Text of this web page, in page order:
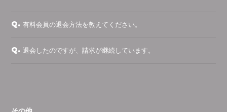
Q. 有料会員の退会方法を教えてください。
Q. 退会したのですが、請求が継続しています。